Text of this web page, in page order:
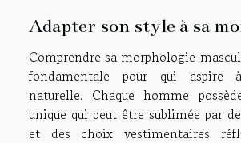
Adapter son style à sa
Comprendre sa morphologie
fondamentale pour qui aspire
naturelle. Chaque homme
unique qui peut être sublimée par
et des choix vestimentaires